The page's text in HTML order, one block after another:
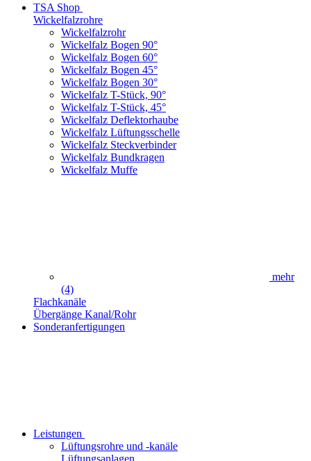
TSA Shop
Wickelfalzrohre
Wickelfalzrohr
Wickelfalz Bogen 90°
Wickelfalz Bogen 60°
Wickelfalz Bogen 45°
Wickelfalz Bogen 30°
Wickelfalz T-Stück, 90°
Wickelfalz T-Stück, 45°
Wickelfalz Deflektorhaube
Wickelfalz Lüftungsschelle
Wickelfalz Steckverbinder
Wickelfalz Bundkragen
Wickelfalz Muffe
mehr
(4)
Flachkanäle
Übergänge Kanal/Rohr
Sonderanfertigungen
Leistungen
Lüftungsrohre und -kanäle
Lüftungsanlagen